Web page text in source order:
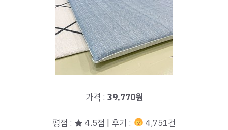
가격 : 39,770원
평점 : ★ 4.5점 | 후기 : 4,751건